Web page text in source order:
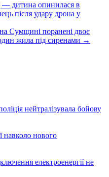
— дитина опинилася в
після удару дрона у
Сумщині поранені двоє
жила під сиренами →
нейтралізувала бойову
навколо нового
електроенергії не